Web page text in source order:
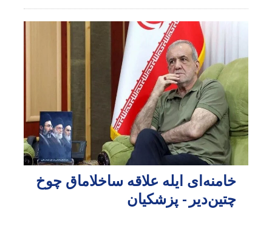
خامنه‌ای ایله علاقه ساخلاماق چوخ
چتین‌دیر - پزشکیان